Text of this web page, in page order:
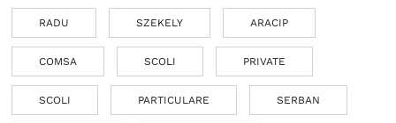
RADU SZEKELY ARACIP
COMSA SCOLI PRIVATE
SCOLI PARTICULARE SERBAN